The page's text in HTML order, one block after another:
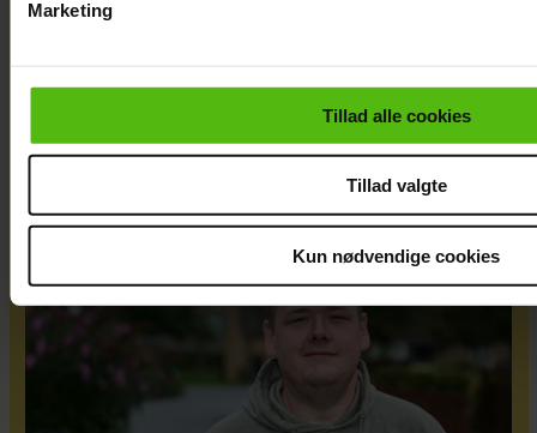
cookiepolitik.
Marketing
Tillad alle cookies
Tillad valgte
Kun nødvendige cookies
Efter forlovelsesnyhed: Kasper Skak og
Helena Witt deler stor babylykke